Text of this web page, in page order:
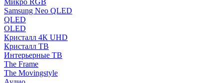
Микро RGB
Samsung Neo QLED
QLED
OLED
Кристалл 4К UHD
Кристалл ТВ
Интерьерные ТВ
The Frame
The Movingstyle